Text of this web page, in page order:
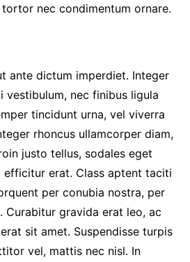
nec condimentum ornare.
ante dictum imperdiet. Integer
vestibulum, nec finibus ligula
tincidunt urna, vel viverra
rhoncus ullamcorper diam,
justo tellus, sodales eget
efficitur erat. Class aptent taciti
per conubia nostra, per
Curabitur gravida erat leo, ac
sit amet. Suspendisse turpis
vel, mattis nec nisl. In